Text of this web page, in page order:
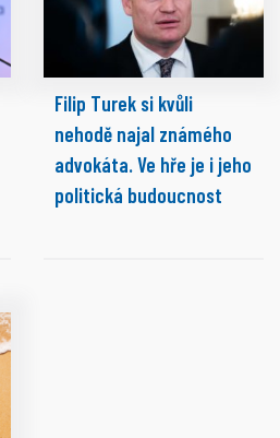
Filip Turek si kvůli
nehodě najal známého
advokáta. Ve hře je i jeho
politická budoucnost